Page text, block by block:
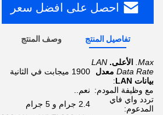
احصل على افضل سعر
تفاصيل المنتج وصف المنتج
Max. الأعلى. LAN
Data Rate معدل
بيانات LAN
:
1900 ميجابت في الثانية
مع وظيفة المودم: نعم..
تردد واي فاي
المدعوم:
2.4 جرام و 5 جرام